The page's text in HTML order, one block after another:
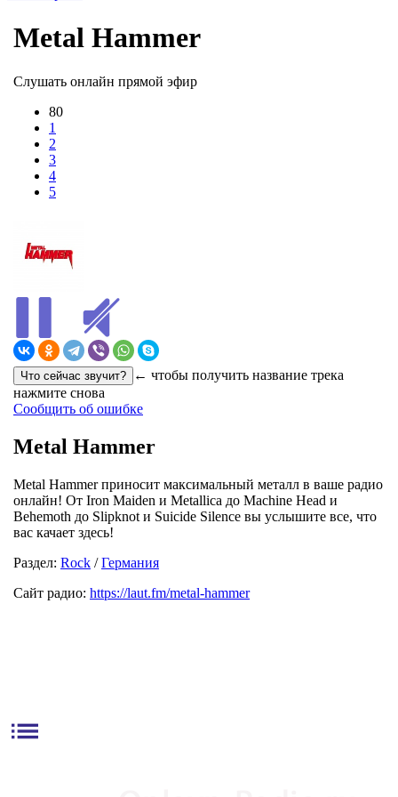
Metal Hammer
Слушать онлайн прямой эфир
80
1
2
3
4
5
← чтобы получить название трека
нажмите снова
Сообщить об ошибке
Metal Hammer
Metal Hammer приносит максимальный металл в ваше радио
онлайн! От Iron Maiden и Metallica до Machine Head и
Behemoth до Slipknot и Suicide Silence вы услышите все, что
вас качает здесь!
Раздел: Rock /Германия
Сайт радио: https://laut.fm/metal-hammer
list